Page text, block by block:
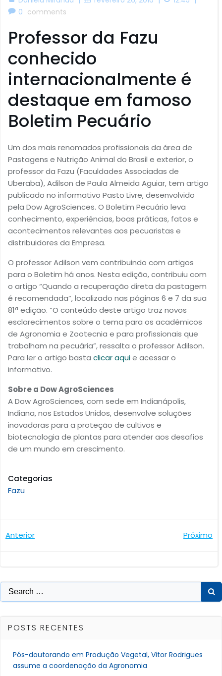
0 comments
Professor da Fazu
conhecido
internacionalmente é
destaque em famoso
Boletim Pecuário
Um dos mais renomados profissionais da área de
Pastagens e Nutrição Animal do Brasil e exterior, o
professor da Fazu (Faculdades Associadas de
Uberaba), Adilson de Paula Almeida Aguiar, tem artigo
publicado no informativo Pasto Livre, desenvolvido
pela Dow AgroSciences. O Boletim Pecuário leva
conhecimento, experiências, boas práticas, fatos e
acontecimentos relevantes aos pecuaristas e
distribuidores da Empresa.
O professor Adilson vem contribuindo com artigos
para o Boletim há anos. Nesta edição, contribuiu com
o artigo “Quando a recuperação direta da pastagem
é recomendada”, localizado nas páginas 6 e 7 da sua
81ª edição. “O conteúdo deste artigo traz novos
esclarecimentos sobre o tema para os acadêmicos
de Agronomia e Zootecnia e para profissionais que
trabalham na pecuária”, ressalta o professor Adilson.
Para ler o artigo basta clicar aquie acessar o
informativo.
Sobre a Dow AgroSciences
A Dow AgroSciences, com sede em Indianápolis,
Indiana, nos Estados Unidos, desenvolve soluções
inovadoras para a proteção de cultivos e
biotecnologia de plantas para atender aos desafios
de um mundo em crescimento.
Categorias
Fazu
Navegação
Post
Anterior
Post
Próximo
Search
for:
POSTS RECENTES
Pós-doutorando em Produção Vegetal, Vitor Rodrigues
assume a coordenação da Agronomia